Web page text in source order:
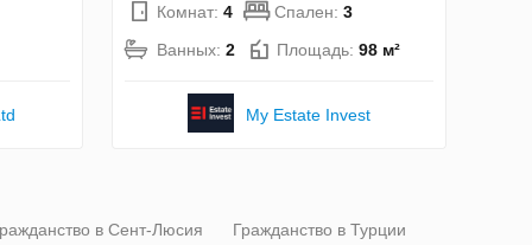
Комнат: 4 Спален: 3
Ванных: 2 Площадь: 98 м²
My Estate Invest
в Сент-Люсия
Гражданство в Турции